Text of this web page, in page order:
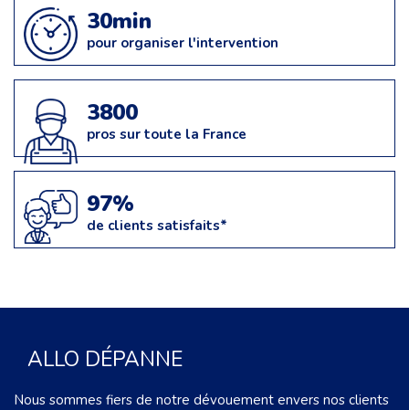
30min
pour organiser l'intervention
3800
pros sur toute la France
97%
de clients satisfaits*
ALLO DÉPANNE
Nous sommes fiers de notre dévouement envers nos clients